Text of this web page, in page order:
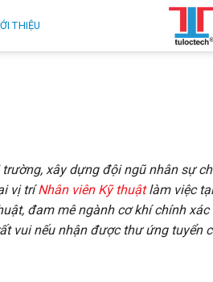
THIỆU
xây dựng đội ngũ nhân sự
vị tríNhân viên Kỹ thuậtlàm việc
đam mê ngành cơ khí chính
vui nếu nhận được thư ứng tuyển